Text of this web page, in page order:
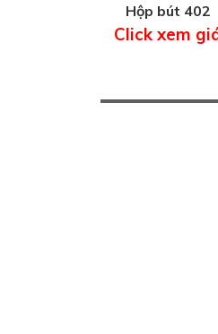
Hộp bút 402
Click xem